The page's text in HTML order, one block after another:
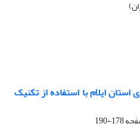
ایلام با استفاده از تکنیک
178-190